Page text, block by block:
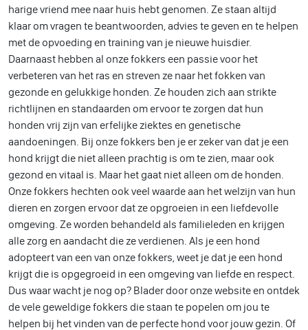
harige vriend mee naar huis hebt genomen. Ze staan altijd
klaar om vragen te beantwoorden, advies te geven en te helpen
met de opvoeding en training van je nieuwe huisdier.
Daarnaast hebben al onze fokkers een passie voor het
verbeteren van het ras en streven ze naar het fokken van
gezonde en gelukkige honden. Ze houden zich aan strikte
richtlijnen en standaarden om ervoor te zorgen dat hun
honden vrij zijn van erfelijke ziektes en genetische
aandoeningen. Bij onze fokkers ben je er zeker van dat je een
hond krijgt die niet alleen prachtig is om te zien, maar ook
gezond en vitaal is. Maar het gaat niet alleen om de honden.
Onze fokkers hechten ook veel waarde aan het welzijn van hun
dieren en zorgen ervoor dat ze opgroeien in een liefdevolle
omgeving. Ze worden behandeld als familieleden en krijgen
alle zorg en aandacht die ze verdienen. Als je een hond
adopteert van een van onze fokkers, weet je dat je een hond
krijgt die is opgegroeid in een omgeving van liefde en respect.
Dus waar wacht je nog op? Blader door onze website en ontdek
de vele geweldige fokkers die staan te popelen om jou te
helpen bij het vinden van de perfecte hond voor jouw gezin. Of